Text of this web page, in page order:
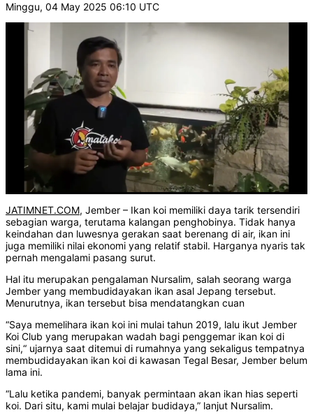
Minggu, 04 May 2025 06:10 UTC
JATIMNET.COM, Jember – Ikan koi memiliki daya tarik tersendiri
sebagian warga, terutama kalangan penghobinya. Tidak hanya
keindahan dan luwesnya gerakan saat berenang di air, ikan ini
juga memiliki nilai ekonomi yang relatif stabil. Harganya nyaris tak
pernah mengalami pasang surut.
Hal itu merupakan pengalaman Nursalim, salah seorang warga
Jember yang membudidayakan ikan asal Jepang tersebut.
Menurutnya, ikan tersebut bisa mendatangkan cuan
“Saya memelihara ikan koi ini mulai tahun 2019, lalu ikut Jember
Koi Club yang merupakan wadah bagi penggemar ikan koi di
sini,“ ujarnya saat ditemui di rumahnya yang sekaligus tempatnya
membudidayakan ikan koi di kawasan Tegal Besar, Jember belum
lama ini.
“Lalu ketika pandemi, banyak permintaan akan ikan hias seperti
koi. Dari situ, kami mulai belajar budidaya,” lanjut Nursalim.